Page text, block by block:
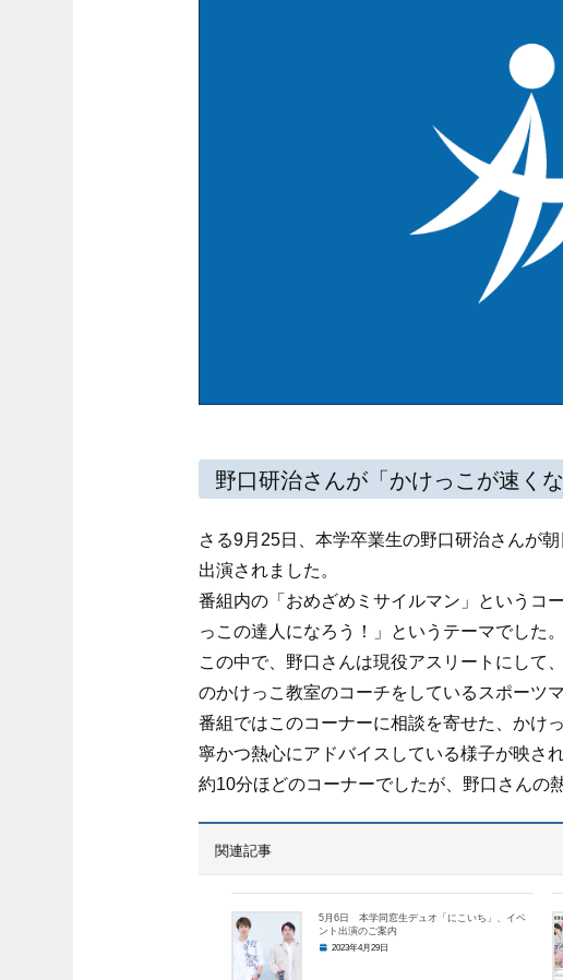
野口研治さんが「かけっこが速く
さる9月25日、本学卒業生の野口研治さんが
出演されました。
番組内の「おめざめミサイルマン」というコ
っこの達人になろう！」というテーマでした。
この中で、野口さんは現役アスリートにして
のかけっこ教室のコーチをしているスポーツ
番組ではこのコーナーに相談を寄せた、かけ
寧かつ熱心にアドバイスしている様子が映さ
約10分ほどのコーナーでしたが、野口さんの
関連記事
5月6日 本学同窓生デュオ「にこいち」、イベ
ント出演のご案内
2023年4月29日